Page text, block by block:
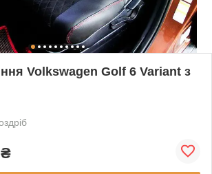
Volkswagen Golf 6 Variant з
₴